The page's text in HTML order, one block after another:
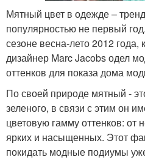
Мятный цвет в одежде –
популярностью не первый
сезоне весна-лето 2012 года,
дизайнер Marc Jacobs одел
оттенков для показа дома
По своей природе мятный -
зеленого, в связи с этим он
цветовую гамму оттенков: от
ярких и насыщенных. Этот
покидать модные подиумы